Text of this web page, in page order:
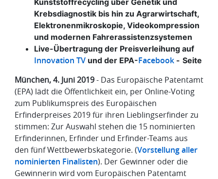
Kunststoffrecycling über Genetik und
Krebsdiagnostik bis hin zu Agrarwirtschaft,
Elektronenmikroskopie, Videokompression
und modernen Fahrerassistenzsystemen
Live-Übertragung der Preisverleihung auf
Innovation TV und der EPA-Facebook - Seite
München, 4. Juni 2019- Das Europäische Patentamt
(EPA) lädt die Öffentlichkeit ein, per Online-Voting
zum Publikumspreis des Europäischen
Erfinderpreises 2019 für ihren Lieblingserfinder zu
stimmen: Zur Auswahl stehen die 15 nominierten
Erfinderinnen, Erfinder und Erfinder-Teams aus
den fünf Wettbewerbskategorie. (Vorstellung aller
nominierten Finalisten). Der Gewinner oder die
Gewinnerin wird vom Europäischen Patentamt